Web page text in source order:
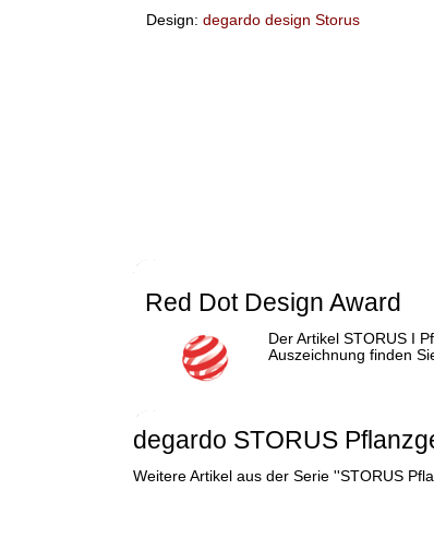
Design: degardo design Storus
Red Dot Design Award
Der Artikel STORUS I
Auszeichnung finden
degardo STORUS
Weitere Artikel aus der Serie ''STORUS